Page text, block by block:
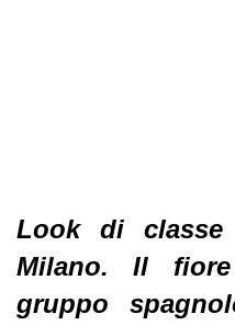
Look di classe
Milano.Il fiore
gruppo